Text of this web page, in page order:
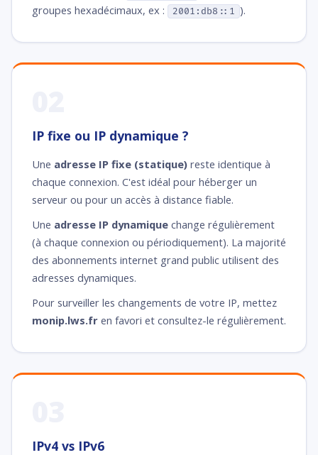
groupes hexadécimaux, ex : 2001:db8::1 ).
IP fixe ou IP dynamique ?
Une adresse IP fixe (statique) reste identique à
chaque connexion. C'est idéal pour héberger un
serveur ou pour un accès à distance fiable.
Une adresse IP dynamique change régulièrement
(à chaque connexion ou périodiquement). La majorité
des abonnements internet grand public utilisent des
adresses dynamiques.
Pour surveiller les changements de votre IP, mettez
monip.lws.fr en favori et consultez-le régulièrement.
IPv4 vs IPv6